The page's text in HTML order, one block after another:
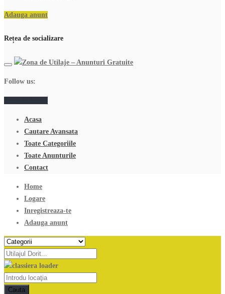
Adauga anunt
Rețea de socializare
Follow us:
Acasa
Cautare Avansata
Toate Categoriile
Toate Anunturile
Contact
Home
Logare
Inregistreaza-te
Adauga anunt
Cauta